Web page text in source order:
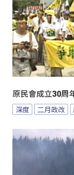
原民會成立30周
深度 二月政改